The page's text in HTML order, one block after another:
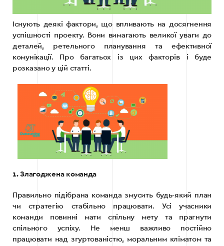
Існують деякі фактори, що впливають на досягнення
успішності проекту. Вони вимагають великої уваги до
деталей, ретельного планування та ефективної
комунікації. Про багатьох із цих факторів і буде
розказано у цій статті.
1. Злагоджена команда
Правильно підібрана команда змусить будь-який план
чи стратегію стабільно працювати. Усі учасники
команди повинні мати спільну мету та прагнути
спільного успіху. Не менш важливо постійно
працювати над згуртованістю, моральним кліматом та